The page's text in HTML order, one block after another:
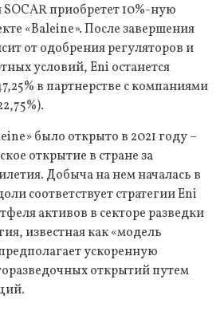
приобретет 10%-ную
«Baleine». После завершения
от одобрения регуляторов и
условий, Eni останется
в партнерстве с компаниями
было открыто в 2021 году –
открытие в стране за
Добыча на нем началась в
соответствует стратегии Eni
активов в секторе разведки
известная как «модель
ускоренную
открытий путем